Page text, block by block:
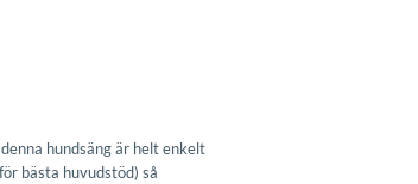
hundsäng är helt enkelt
bästa huvudstöd) så